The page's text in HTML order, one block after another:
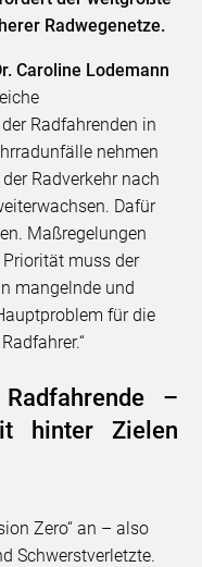
Radwegenetze.
Caroline Lodemann
Radfahrenden in
nehmen
Radverkehr nach
Dafür
Maßregelungen
muss der
mangelnde und
für die
–
hinter Zielen
Zero“ an – also
Schwerstverletzte.